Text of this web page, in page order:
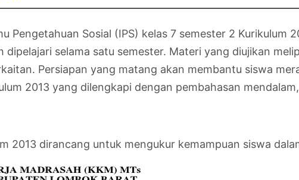
Pengetahuan Sosial (IPS) kelas 7 semester 2 Kurikulum
selama satu semester. Materi yang diujikan
Persiapan yang matang akan membantu siswa
2013 yang dilengkapi dengan pembahasan
2013 dirancang untuk mengukur kemampuan siswa